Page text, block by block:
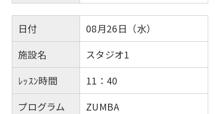
日付
08月26日（水）
施設名
スタジオ1
ﾚｯｽﾝ時間
11：40
プログラム
ZUMBA